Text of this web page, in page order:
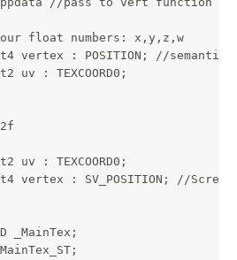
float numbers: x,y,z,w
vertex : POSITION; //
uv : TEXCOORD0;
uv : TEXCOORD0;
vertex : SV_POSITION; //
_MainTex;